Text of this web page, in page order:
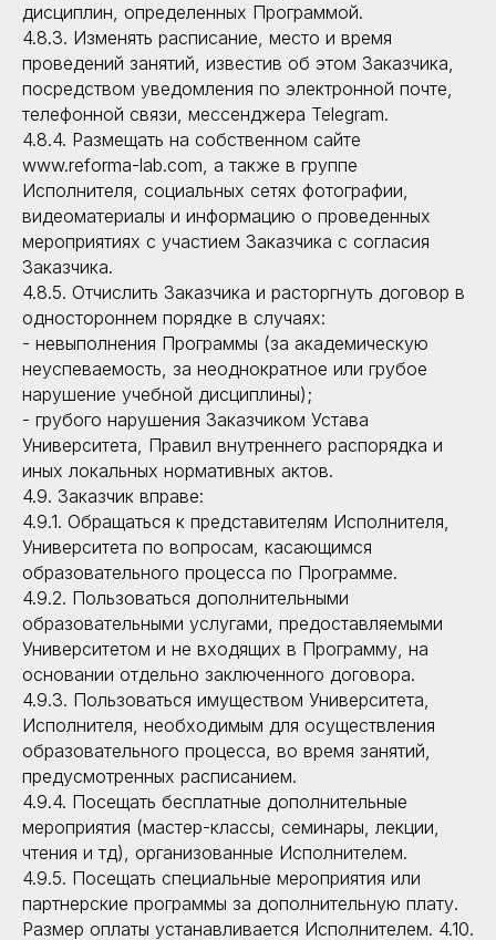
дисциплин, определенных Программой.
4.8.3. Изменять расписание, место и время
проведений занятий, известив об этом Заказчика,
посредством уведомления по электронной почте,
телефонной связи, мессенджера Telegram.
4.8.4. Размещать на собственном сайте
www.reforma-lab.com, а также в группе
Исполнителя, социальных сетях фотографии,
видеоматериалы и информацию о проведенных
мероприятиях с участием Заказчика с согласия
Заказчика.
4.8.5. Отчислить Заказчика и расторгнуть договор в
одностороннем порядке в случаях:
- невыполнения Программы (за академическую
неуспеваемость, за неоднократное или грубое
нарушение учебной дисциплины);
- грубого нарушения Заказчиком Устава
Университета, Правил внутреннего распорядка и
иных локальных нормативных актов.
4.9. Заказчик вправе:
4.9.1. Обращаться к представителям Исполнителя,
Университета по вопросам, касающимся
образовательного процесса по Программе.
4.9.2. Пользоваться дополнительными
образовательными услугами, предоставляемыми
Университетом и не входящих в Программу, на
основании отдельно заключенного договора.
4.9.3. Пользоваться имуществом Университета,
Исполнителя, необходимым для осуществления
образовательного процесса, во время занятий,
предусмотренных расписанием.
4.9.4. Посещать бесплатные дополнительные
мероприятия (мастер-классы, семинары, лекции,
чтения и тд), организованные Исполнителем.
4.9.5. Посещать специальные мероприятия или
партнерские программы за дополнительную плату.
Размер оплаты устанавливается Исполнителем. 4.10.